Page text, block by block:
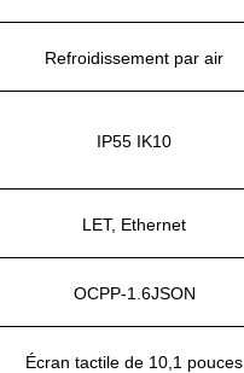
Refroidissement par air
IP55 IK10
LET, Ethernet
OCPP-1.6JSON
Écran tactile de 10,1 pouces